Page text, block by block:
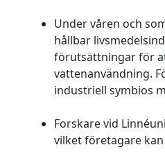
Under våren och
hållbar
förutsättningar för
vattenanvändning.
industriell symbios
Forskare vid
vilket företagare